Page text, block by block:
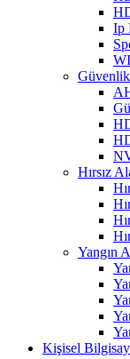
Ip
Güvenlik
Hırsız
Yangın
Kişisel